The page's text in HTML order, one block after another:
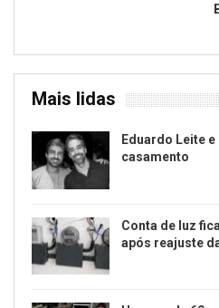
Mais lidas
Eduardo Leite
casamento
Conta de luz
após reajuste